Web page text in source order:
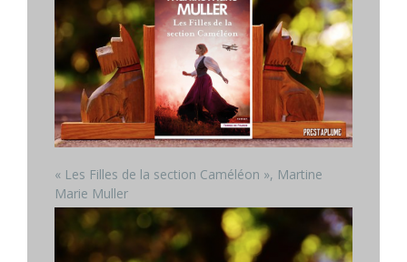
« Les Filles de la section Caméléon », Martine
Marie Muller